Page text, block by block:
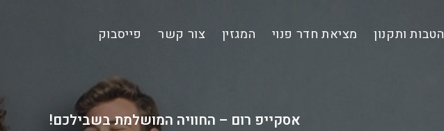
הטבות ותקנון מציאת חדר פנוי המגזין צור קשר פייסבוק
אסקייפ רום – החוויה המושלמת בשבילכם!